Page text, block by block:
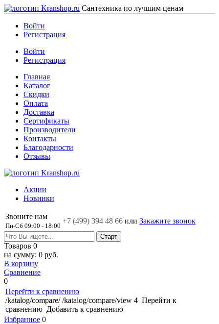
Сантехника по лучшим ценам
Войти
Регистрация
Войти
Регистрация
Главная
Каталог
Скидки
Оплата
Доставка
Сертификаты
Производители
Контакты
Благодарности
Отзывы
Акции
Новинки
Звоните нам
Пн-Сб 09:00 - 18:00
+7 (499) 394 48 66 или Закажите звонок
Товаров 0
на сумму: 0 руб.
В корзину
Сравнение
0
Перейти к сравнению
/katalog/compare/ /katalog/compare/view 4 Перейти к
сравнению Добавить к сравнению
Избранное 0